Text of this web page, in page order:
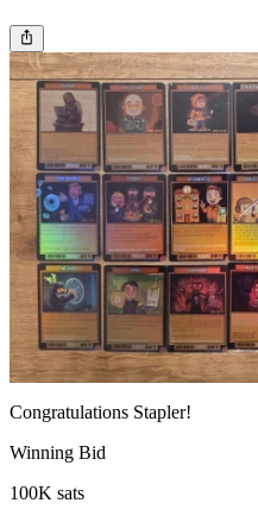
Congratulations Stapler!
Winning Bid
100K sats